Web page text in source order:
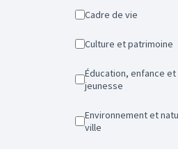
Cadre de vie
Culture et patrimoine
Éducation, enfance et
jeunesse
Environnement et nature en
ville